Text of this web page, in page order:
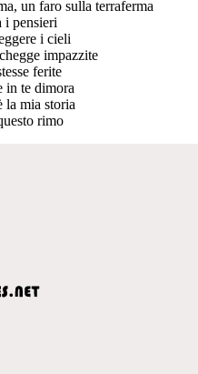
un faro sulla terraferma
i pensieri
i cieli
impazzite
ferite
in te dimora
la mia storia
rimo